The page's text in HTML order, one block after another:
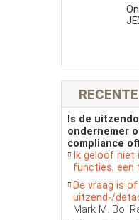
Is de
ondernemer
compliance
Ik geloof niet
functies, een
De vraag is
uitzend-/
Mark M. Bol